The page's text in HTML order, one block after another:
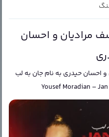
مرادیان و احسان
احسان حیدری به نامجان به لب
Yousef Moradian –